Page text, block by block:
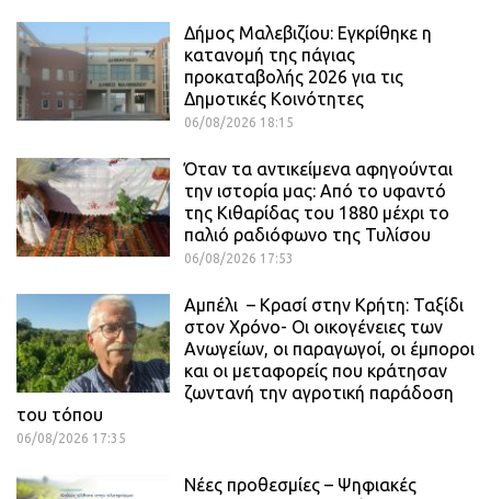
Δήμος Μαλεβιζίου: Εγκρίθηκε η
κατανομή της πάγιας
προκαταβολής 2026 για τις
Δημοτικές Κοινότητες
06/08/2026 18:15
Όταν τα αντικείμενα αφηγούνται
την ιστορία μας: Από το υφαντό
της Κιθαρίδας του 1880 μέχρι το
παλιό ραδιόφωνο της Τυλίσου
06/08/2026 17:53
Αμπέλι – Κρασί στην Κρήτη: Ταξίδι
στον Χρόνο- Οι οικογένειες των
Ανωγείων, οι παραγωγοί, οι έμποροι
και οι μεταφορείς που κράτησαν
ζωντανή την αγροτική παράδοση
του τόπου
06/08/2026 17:35
Νέες προθεσμίες – Ψηφιακές